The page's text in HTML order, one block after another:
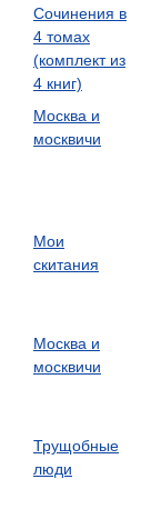
Сочинения в
4 томах
(комплект из
4 книг)
Москва и
москвичи
Мои
скитания
Москва и
москвичи
Трущобные
люди